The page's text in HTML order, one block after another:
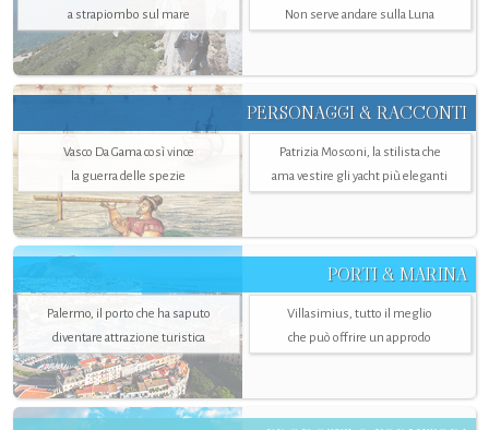
a strapiombo sul mare
Non serve andare sulla Luna
PERSONAGGI & RACCONTI
Vasco Da Gama così vince
la guerra delle spezie
Patrizia Mosconi, la stilista che
ama vestire gli yacht più eleganti
PORTI & MARINA
Palermo, il porto che ha saputo
diventare attrazione turistica
Villasimius, tutto il meglio
che può offrire un approdo